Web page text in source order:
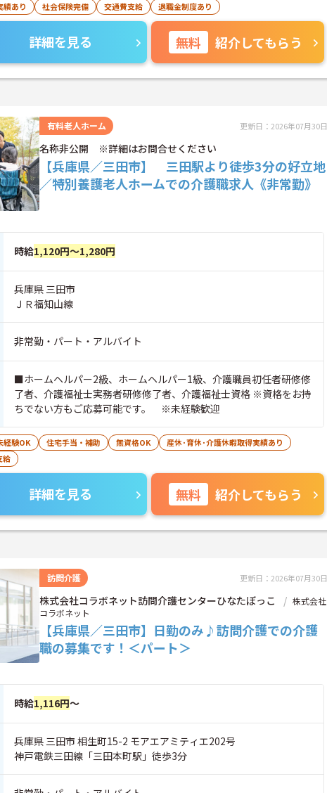
績あり
社会保険完備 交通費支給 退職金制度あり
詳細を見る 無料 紹介してもらう
有料老人ホーム 更新日：2026年07月30日
名称非公開 ※詳細はお問合せください
【兵庫県／三田市】 三田駅より徒歩3分の好立地
／特別養護老人ホームでの介護職求人《非常勤》
時給1,120円～1,280円
兵庫県 三田市
ＪＲ福知山線
非常勤・パート・アルバイト
■ホームヘルパー2級、ホームヘルパー1級、介護職員初任者研修修
了者、介護福祉士実務者研修修了者、介護福祉士資格 ※資格をお持
ちでない方もご応募可能です。 ※未経験歓迎
経験OK 住宅手当・補助 無資格OK
産休･育休･介護休暇取得実績あり
給
詳細を見る 無料 紹介してもらう
訪問介護 更新日：2026年07月30日
株式会社コラボネット訪問介護センターひなたぼっこ
株式会社
コラボネット
【兵庫県／三田市】日勤のみ♪訪問介護での介護
職の募集です！＜パート＞
時給1,116円～
兵庫県 三田市 相生町15-2 モアエアミティエ202号
神戸電鉄三田線「三田本町駅」徒歩3分